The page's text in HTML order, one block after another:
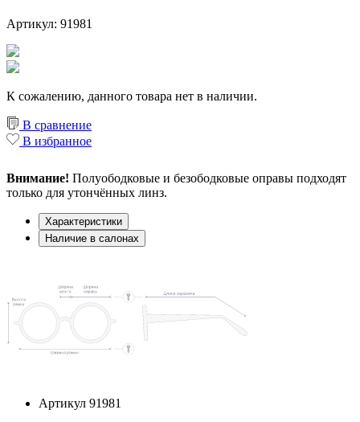
Артикул: 91981
К сожалению, данного товара нет в наличии.
В сравнение
В избранное
Внимание! Полуободковые и безободковые оправы подходят
только для утончённых линз.
Характеристики
Наличие в салонах
Артикул 91981